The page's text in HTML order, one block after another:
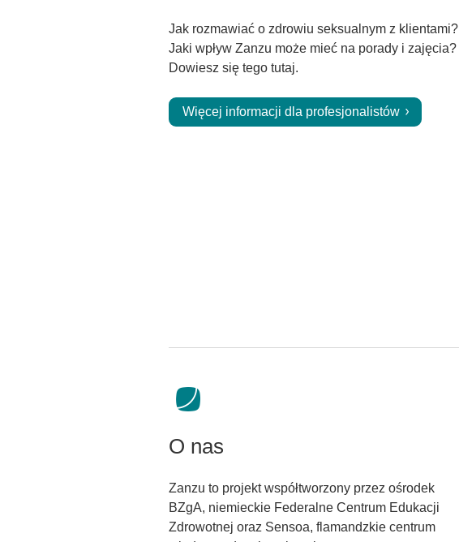
Jak rozmawiać o zdrowiu seksualnym z klientami?
Jaki wpływ Zanzu może mieć na porady i zajęcia?
Dowiesz się tego tutaj.
Więcej informacji dla profesjonalistów
O nas
Zanzu to projekt współtworzony przez ośrodek
BZgA, niemieckie Federalne Centrum Edukacji
Zdrowotnej oraz Sensoa, flamandzkie centrum